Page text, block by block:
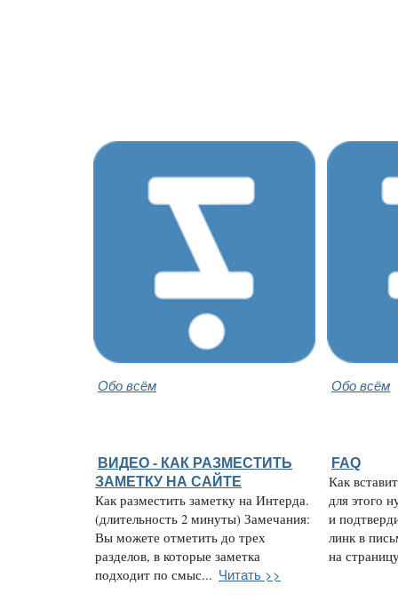
Обо всём Обо всём
ВИДЕО - КАК РАЗМЕСТИТЬ
ЗАМЕТКУ НА САЙТЕ
Как разместить заметку на Интерда.
(длительность 2 минуты) Замечания:
Вы можете отметить до трех
разделов, в которые заметка
подходит по смыс... Читать >>
FAQ
Как
для этого
и
линк в
на